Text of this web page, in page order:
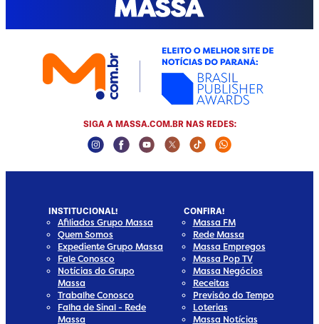
SIGA A MASSA.COM.BR NAS REDES:
Instagram Social Media
Facebook Social Media
Youtube Social Media
Twitter Social Media
Tiktok Social Media
Whatsapp
INSTITUCIONAL!
Afiliados Grupo Massa
Quem Somos
Expediente Grupo Massa
Fale Conosco
Notícias do Grupo
Massa
Trabalhe Conosco
Falha de Sinal - Rede
Massa
CONFIRA!
Massa FM
Rede Massa
Massa Empregos
Massa Pop TV
Massa Negócios
Receitas
Previsão do Tempo
Loterias
Massa Notícias